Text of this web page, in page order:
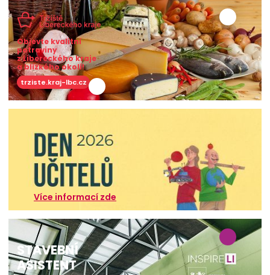
Objevte kvalitní
potraviny
z Libereckého kraje
a blízkého okolí!
trziste.kraj-lbc.cz
Více informací zde
STAVEBNÍ
ASISTENT